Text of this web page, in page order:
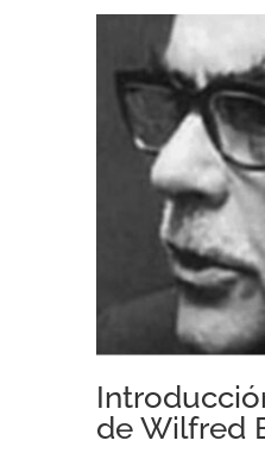
cantidad
de Wilfred